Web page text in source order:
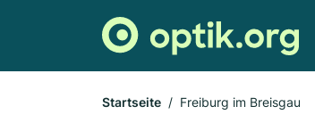
Startseite Freiburg im Breisgau